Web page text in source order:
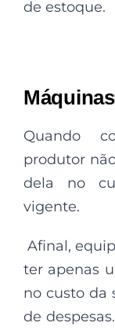
de estoque.
Quando
produtor
dela no
vigente.
Afinal,
ter apenas
no custo da
de